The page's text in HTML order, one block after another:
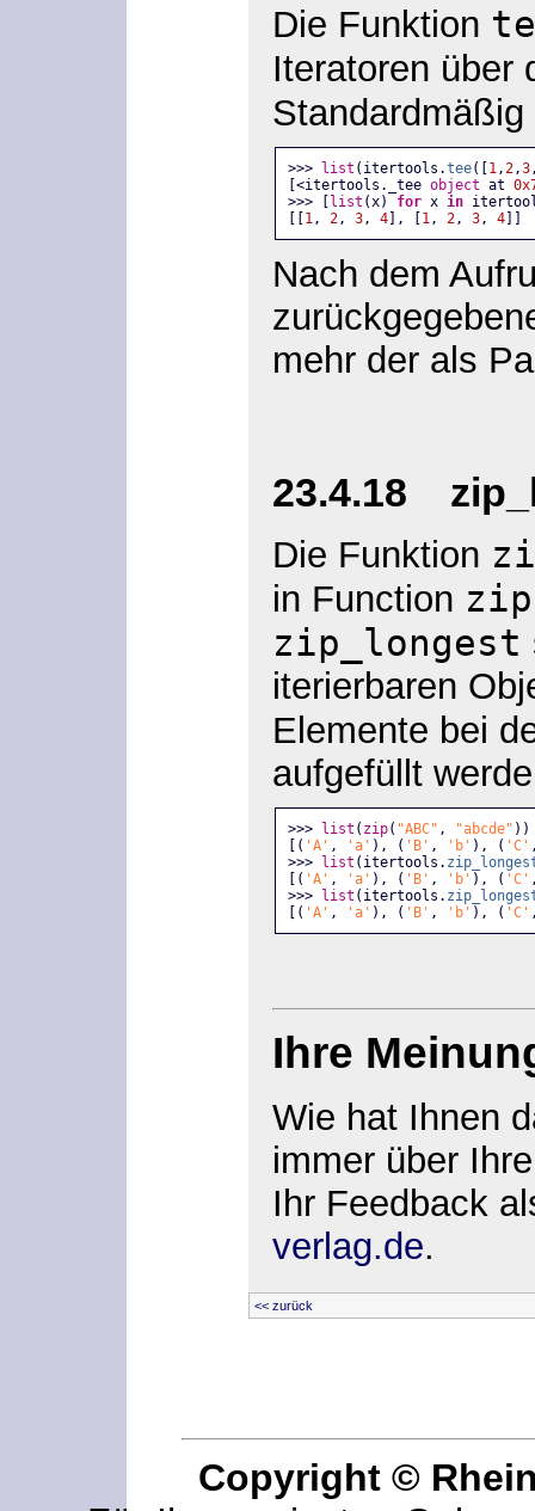
Die Funktion
Iteratoren über
>>> list (itertools.tee([1,2,3
[<itertools._tee object at
>>> [list (x) for x in
[[1, 2, 3, 4], [1, 2, 3, 4]]
Nach dem
mehr der als
23.4.18
Die Funktion
in Function zip
zip_longest
iterierbaren
Elemente bei
aufgefüllt
>>> list ( zip( "ABC" , "abcde" ))
[( 'A' , 'a' ), ( 'B' , 'b' ), ( 'C'
>>> list (itertools.
[( 'A' , 'a' ), ( 'B' , 'b' ), ( 'C'
>>> list (itertools.
[( 'A' , 'a' ), ( 'B' , 'b' ), ( 'C'
Ihre
Wie hat Ihnen
immer über
Ihr Feedback
verlag.de.
<< zurück
Copyright ©